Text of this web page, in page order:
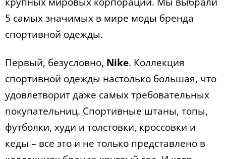
5 самых значимых в мире моды бренда
спортивной одежды.
Первый, безусловно, Nike. Коллекция
спортивной одежды настолько большая, что
удовлетворит даже самых требовательных
покупательниц. Спортивные штаны, топы,
футболки, худи и толстовки, кроссовки и
кеды – все это и не только представлено в